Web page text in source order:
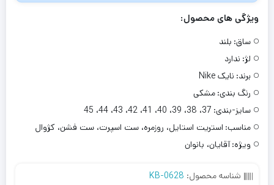
ویژگی های محصول:
ساق: بلند
لژ: ندارد
برند: نایک Nike
رنگ بندی: مشکی
سایز-بندی: 37، 38، 39، 40، 41، 42، 43، 44، 45
مناسب: استریت استایل، روزمره، ست اسپرت، ست فشن، کژوال
ویژه: آقایان، بانوان
شناسه محصول: KB-0628